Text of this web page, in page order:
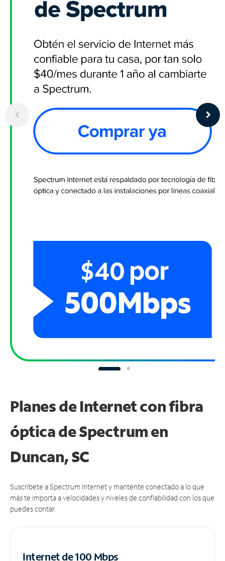
Planes de Internet con fibra
óptica de Spectrum en
Duncan, SC
Suscríbete a Spectrum Internet y mantente conectado a lo que
más te importa a velocidades y niveles de confiabilidad con los que
puedes contar.
Internet de 100 Mbps